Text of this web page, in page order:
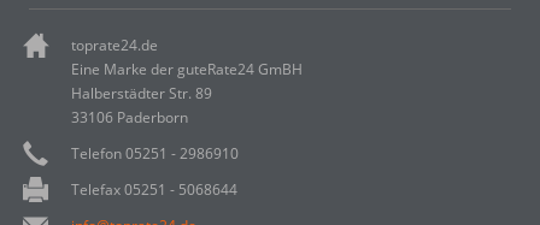
toprate24.de
Eine Marke der guteRate24 GmBH
Halberstädter Str. 89
33106 Paderborn
Telefon 05251 - 2986910
Telefax 05251 - 5068644